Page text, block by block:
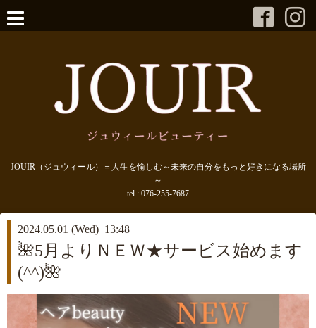
JOUIR（ジュウィール）＝人生を愉しむ～未来の自分をもっと好きになる場所
～
tel : 076-255-7687
2024.05.01 (Wed) 13:48
🌺5月よりＮＥＷ★サービス始めます
(^^)🌺